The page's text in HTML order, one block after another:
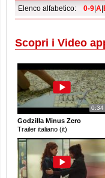
Elenco alfabetico: 0-9|A|
Scopri i Video
0:34
Godzilla Minus Zero
Trailer italiano (it)